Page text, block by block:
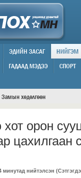
ЭДИЙН ЗАСАГ
НИЙГЭМ
ГАДААД МЭДЭЭ
СПОРТ
Замын хөдөлгөөн
орон
цахилгаан
минутад нийтэлсэн (